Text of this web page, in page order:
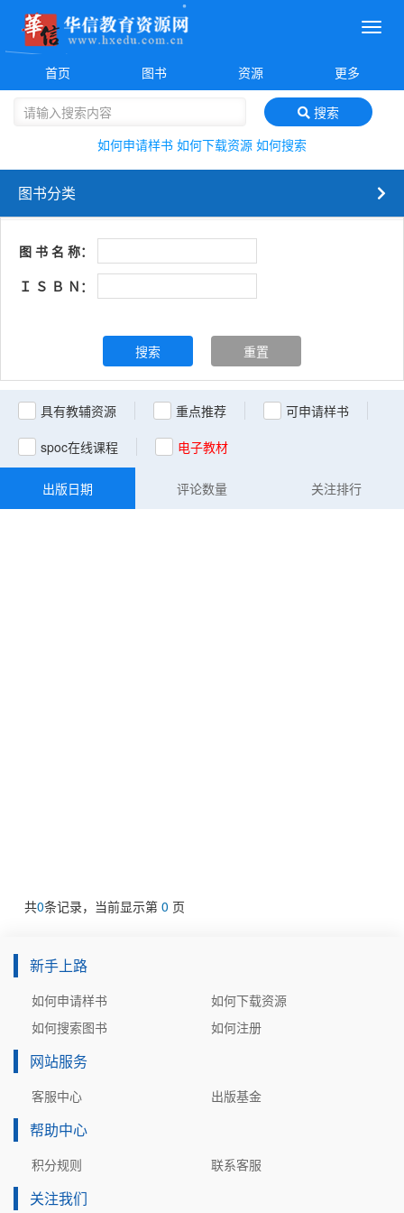
菜
首页
图书 资源 更多
搜索
如何申请样书 如何下载资源 如何搜索
图书分类
图 书 名 称：
Ｉ Ｓ Ｂ Ｎ：
搜索 重置
具有教辅资源 重点推荐
可申请样书
spoc在线课程
电子教材
关注排行
评论数量
出版日期
共0条记录，当前显示第 0 页
新手上路
如何申请样书
如何下载资源
如何搜索图书
如何注册
网站服务
客服中心 出版基金
帮助中心
积分规则 联系客服
关注我们